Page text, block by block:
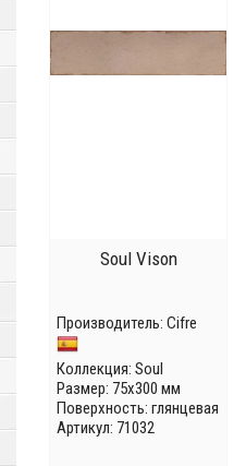
Soul Vison
Производитель: Cifre
Коллекция: Soul
Размер: 75x300 мм
Поверхность: глянцевая
Артикул: 71032